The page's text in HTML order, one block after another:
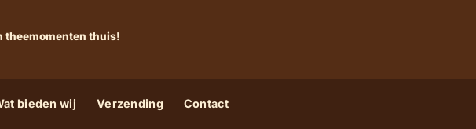
theemomenten thuis!
bieden wij Verzending Contact